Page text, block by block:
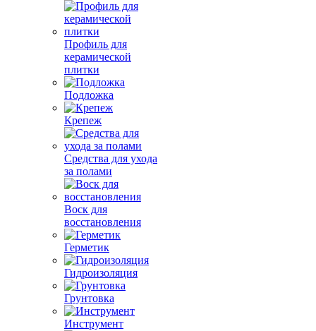
Профиль для
керамической
плитки
Подложка
Крепеж
Средства для ухода
за полами
Воск для
восстановления
Герметик
Гидроизоляция
Грунтовка
Инструмент